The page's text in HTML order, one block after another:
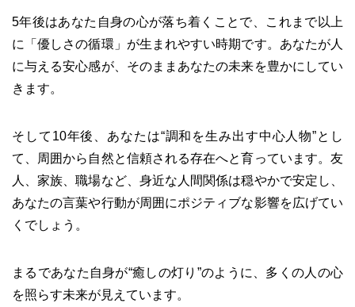
5年後はあなた自身の心が落ち着くことで、これまで以上
に「優しさの循環」が生まれやすい時期です。あなたが人
に与える安心感が、そのままあなたの未来を豊かにしてい
きます。
そして10年後、あなたは“調和を生み出す中心人物”とし
て、周囲から自然と信頼される存在へと育っています。友
人、家族、職場など、身近な人間関係は穏やかで安定し、
あなたの言葉や行動が周囲にポジティブな影響を広げてい
くでしょう。
まるであなた自身が“癒しの灯り”のように、多くの人の心
を照らす未来が見えています。